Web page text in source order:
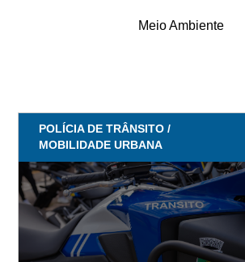
Meio Ambiente
POLÍCIA DE TRÂNSITO /
MOBILIDADE URBANA